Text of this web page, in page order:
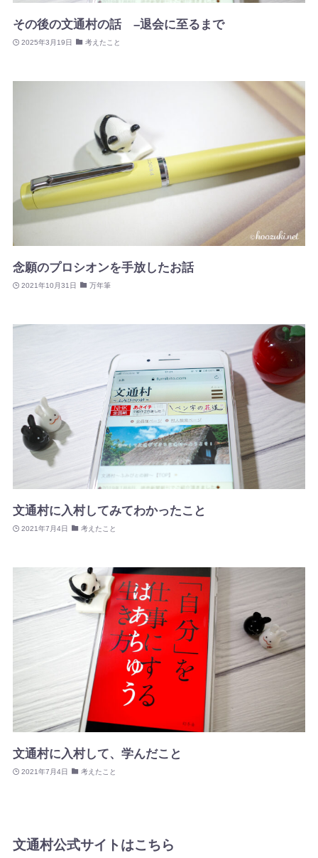
その後の文通村の話 –退会に至るまで
2025年3月19日 考えたこと
念願のプロシオンを手放したお話
2021年10月31日 万年筆
文通村に入村してみてわかったこと
2021年7月4日 考えたこと
文通村に入村して、学んだこと
2021年7月4日 考えたこと
文通村公式サイトはこちら